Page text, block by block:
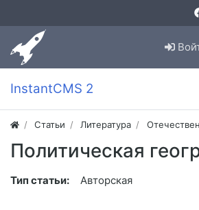
InstantCMS 2
Статьи Литература
Политическая
Тип статьи: Авторская